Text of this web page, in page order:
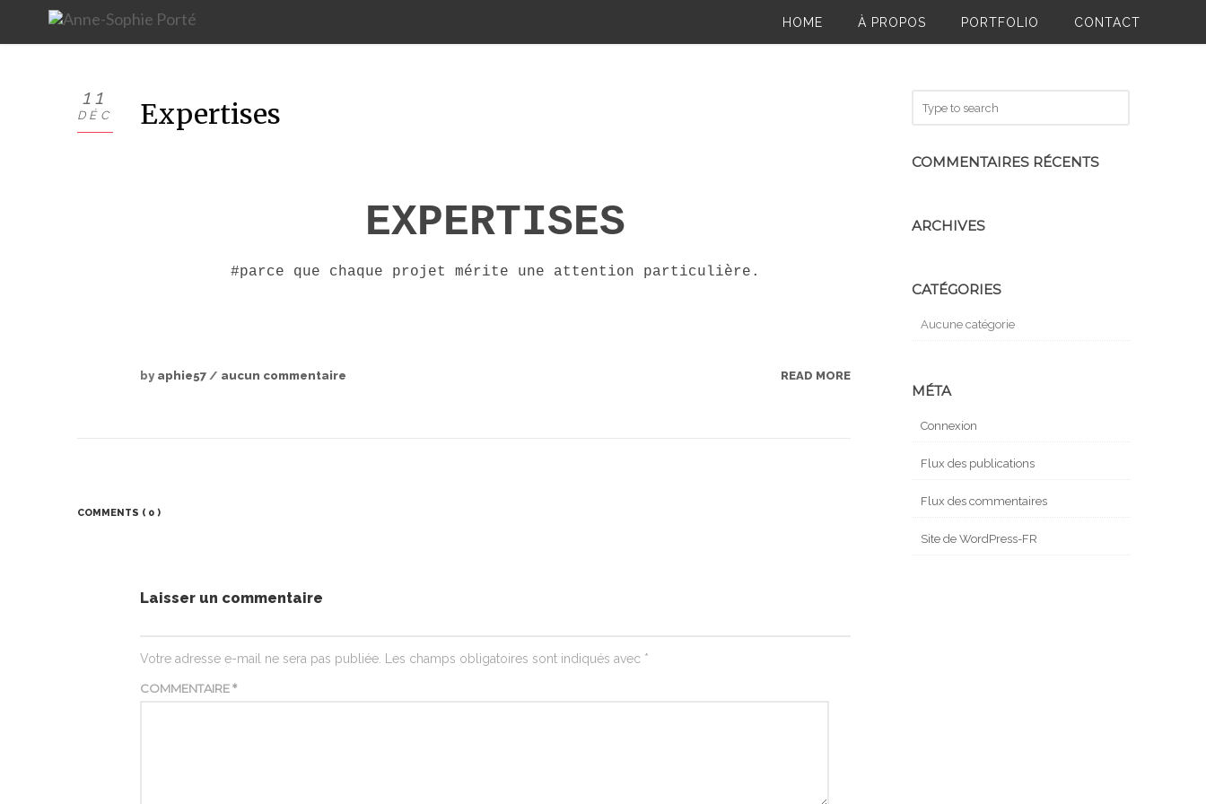
HOME À PROPOS PORTFOLIO CONTACT
11
DÉC Expertises
EXPERTISES
#parce que chaque projet mérite une attention particulière.
by aphie57/ aucun commentaire READ MORE
COMMENTS ( 0 )
Laisser un commentaire
Votre adresse e-mail ne sera pas publiée. Les champs obligatoires sont indiqués avec *
COMMENTAIRE*
COMMENTAIRES RÉCENTS
ARCHIVES
CATÉGORIES
Aucune catégorie
MÉTA
Connexion
Flux des publications
Flux des commentaires
Site de WordPress-FR